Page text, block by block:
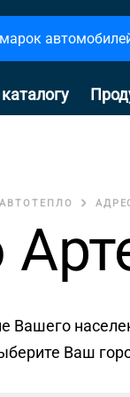
АВТОТЕПЛО
Вашего
Ваш